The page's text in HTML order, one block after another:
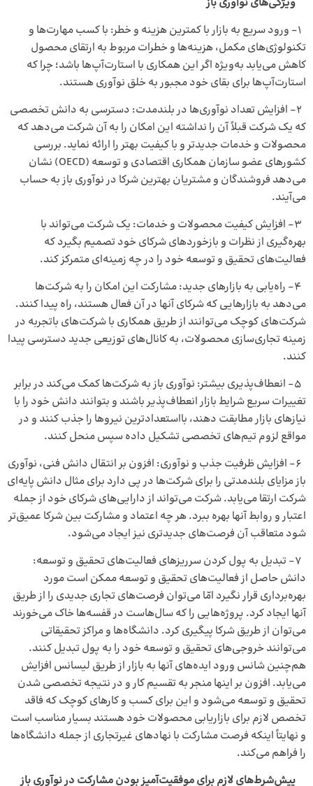
۱- ورود سریع به بازار با کمترین هزینه و خطر: با کسب مهارت‌ها و
تکنولوژی‌های مکمل، هزینه‌ها و خطرات مربوط به ارتقای محصول
کاهش می‌یابد به‌ویژه اگر این همکاری با استارت‌آپ‌ها باشد؛ چرا که
استارت‌آپ‌ها برای بقای خود مجبور به خلق نوآوری هستند.
۲- افزایش تعداد نوآوری‌ها در بلندمدت: دسترسی به دانش تخصصی
که یک شرکت قبلاً آن را نداشته این امکان را به آن شرکت می‌دهد که
محصولات و خدمات جدیدتر و با کیفیت بهتر را ارائه نماید. بررسی
کشورهای عضو سازمان همکاری اقتصادی و توسعه (OECD) نشان
می‌دهد فروشندگان و مشتریان بهترین شرکا در نوآوری باز به حساب
می‌آیند.
۳- افزایش کیفیت محصولات و خدمات: یک شرکت می‌تواند با
بهره‌گیری از نظرات و بازخوردهای شرکای خود تصمیم بگیرد که
فعالیت‌های تحقیق و توسعه خود را در چه زمینه‌ای متمرکز کند.
۴- راه‌یابی به بازارهای جدید: مشارکت این امکان را به شرکت‌ها
می‌دهد به بازارهایی که شرکای آنها در آن فعال هستند، راه پیدا کنند.
شرکت‌های کوچک می‌توانند از طریق همکاری با شرکت‌های باتجربه در
زمینه تجاری‌سازی محصولات، به کانال‌های توزیعی جدید دسترسی پیدا
کنند.
۵- انعطاف‌پذیری بیشتر: نوآوری باز به شرکت‌ها کمک می‌کند در برابر
تغییرات سریع شرایط بازار انعطاف‌پذیر باشند و بتوانند دانش خود را با
نیازهای بازار مطابقت دهند، بااستعدادترین نیروها را جذب کنند و در
مواقع لزوم تیم‌های تخصصی تشکیل داده سپس منحل کنند.
۶- افزایش ظرفیت جذب و نوآوری: افزون بر انتقال دانش فنی، نوآوری
باز مزایای بلندمدتی را برای شرکت‌ها در پی دارد برای مثال دانش پایه‌ای
شرکت ارتقا می‌یابد. شرکت می‌تواند از دارایی‌های شرکای خود از جمله
اعتبار و روابط آنها بهره ببرد. هر چه اعتماد و مشارکت بین شرکا عمیق‌تر
شود متعاقب آن فرصت‌های جدیدتری نیز ایجاد می‌شود.
۷- تبدیل به پول کردن سرریزهای فعالیت‌های تحقیق و توسعه:
دانش حاصل از فعالیت‌های تحقیق و توسعه ممکن است مورد
بهره‌برداری قرار نگیرد امّا می‌توان فرصت‌های تجاری جدیدی را از طریق
آنها ایجاد کرد. پروژه‌هایی را که سال‌هاست در قفسه‌ها خاک می‌خورند
می‌توان از طریق شرکا پیگیری کرد. دانشگاه‌ها و مراکز تحقیقاتی
می‌توانند خروجی‌های تحقیق و توسعه خود را به پول تبدیل کنند.
هم‌چنین شانس ورود ایده‌های آنها به بازار از طریق لیسانس افزایش
می‌یابد. افزون بر اینها منجر به تقسیم کار و در نتیجه تخصصی شدن
تحقیق و توسعه می‌شود و این برای کسب و کارهای کوچک که فاقد
تخصص لازم برای بازاریابی محصولات خود هستند بسیار مناسب است
و نهایتاً اینکه فرصت مشارکت با نهادهای غیرتجاری از جمله دانشگاه‌ها
را فراهم می‌کند.
پیش‌شرط‌های لازم برای موفقیت‌آمیز بودن مشارکت در نوآوری باز